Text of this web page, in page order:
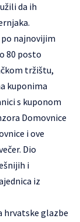
da ih
najnovijim
80 posto
tržištu,
kuponima
s kuponom
Domovnice
i ove
Dio
i
iz
hrvatske glazbe